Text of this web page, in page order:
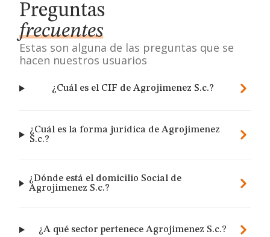
Preguntas
frecuentes
Estas son alguna de las preguntas que se
hacen nuestros usuarios
¿Cuál es el CIF de Agrojimenez S.c.?
¿Cuál es la forma jurídica de Agrojimenez
S.c.?
¿Dónde está el domicilio Social de
Agrojimenez S.c.?
¿A qué sector pertenece Agrojimenez S.c.?